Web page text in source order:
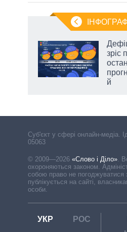
зріс
й
Cуб'єкт у сфері онлайн-медіа.
05063
© 2009—2026 «Слово і Діло»
охороняються законом.
собою право не погоджуватися
публікується на сайті,
особи.
УКР РОС